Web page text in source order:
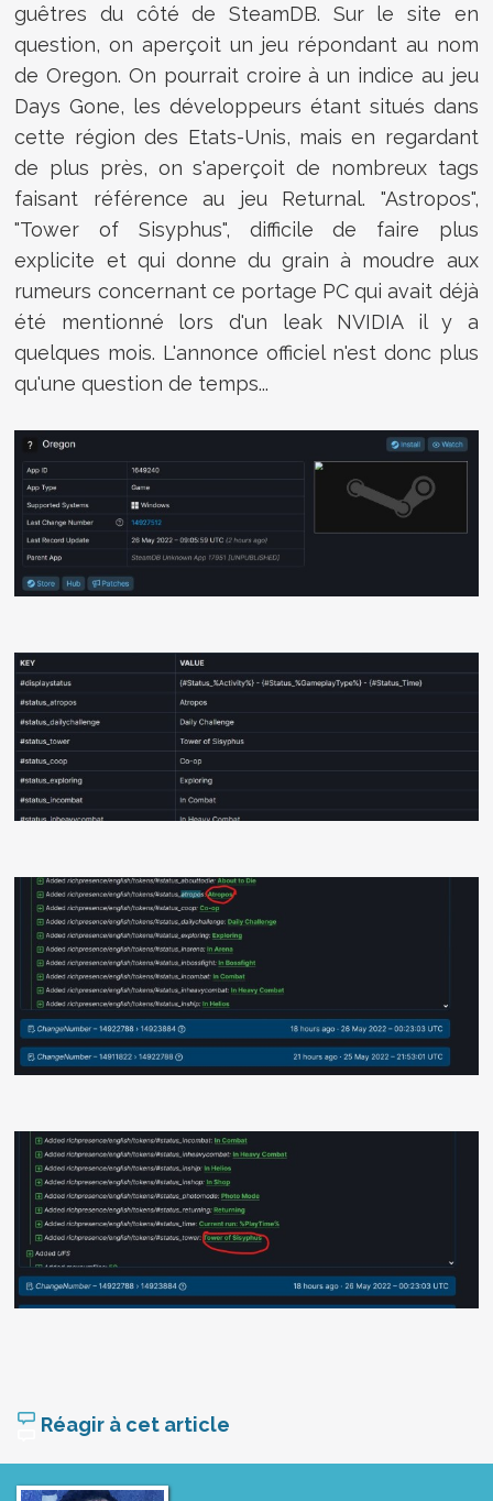
guêtres du côté de SteamDB. Sur le site en
question, on aperçoit un jeu répondant au nom
de Oregon. On pourrait croire à un indice au jeu
Days Gone, les développeurs étant situés dans
cette région des Etats-Unis, mais en regardant
de plus près, on s'aperçoit de nombreux tags
faisant référence au jeu Returnal. "Astropos",
"Tower of Sisyphus", difficile de faire plus
explicite et qui donne du grain à moudre aux
rumeurs concernant ce portage PC qui avait déjà
été mentionné lors d'un leak NVIDIA il y a
quelques mois. L'annonce officiel n'est donc plus
qu'une question de temps...
Réagir à cet article